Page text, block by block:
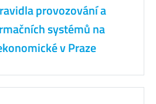
provozování a
systémů na
v Praze